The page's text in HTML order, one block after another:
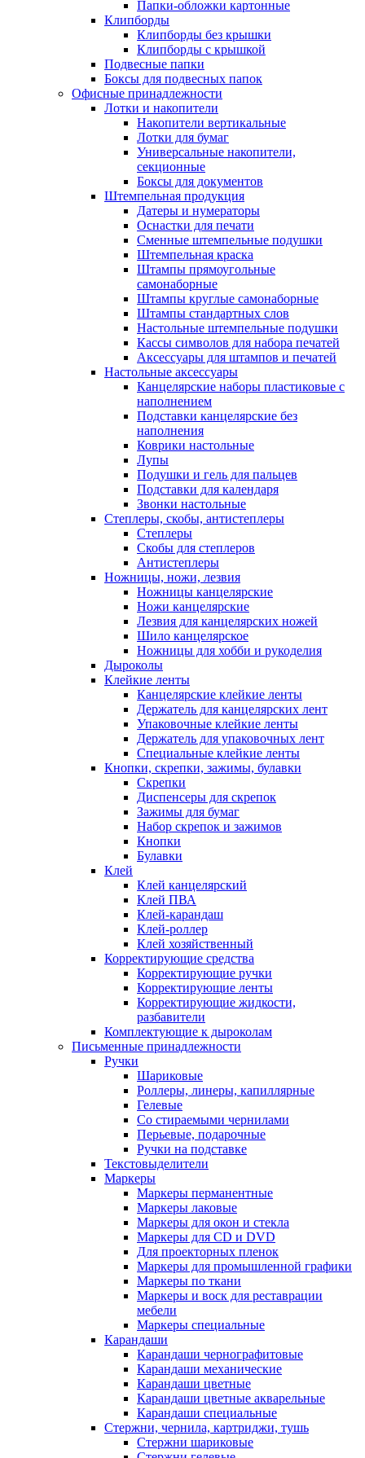
Папки-обложки картонные
Клипборды
Клипборды без крышки
Клипборды с крышкой
Подвесные папки
Боксы для подвесных папок
Офисные принадлежности
Лотки и накопители
Накопители вертикальные
Лотки для бумаг
Универсальные накопители,
секционные
Боксы для документов
Штемпельная продукция
Датеры и нумераторы
Оснастки для печати
Сменные штемпельные подушки
Штемпельная краска
Штампы прямоугольные
самонаборные
Штампы круглые самонаборные
Штампы стандартных слов
Настольные штемпельные подушки
Кассы символов для набора печатей
Аксессуары для штампов и печатей
Настольные аксессуары
Канцелярские наборы пластиковые с
наполнением
Подставки канцелярские без
наполнения
Коврики настольные
Лупы
Подушки и гель для пальцев
Подставки для календаря
Звонки настольные
Степлеры, скобы, антистеплеры
Степлеры
Скобы для степлеров
Антистеплеры
Ножницы, ножи, лезвия
Ножницы канцелярские
Ножи канцелярские
Лезвия для канцелярских ножей
Шило канцелярское
Ножницы для хобби и рукоделия
Дыроколы
Клейкие ленты
Канцелярские клейкие ленты
Держатель для канцелярских лент
Упаковочные клейкие ленты
Держатель для упаковочных лент
Специальные клейкие ленты
Кнопки, скрепки, зажимы, булавки
Скрепки
Диспенсеры для скрепок
Зажимы для бумаг
Набор скрепок и зажимов
Кнопки
Булавки
Клей
Клей канцелярский
Клей ПВА
Клей-карандаш
Клей-роллер
Клей хозяйственный
Корректирующие средства
Корректирующие ручки
Корректирующие ленты
Корректирующие жидкости,
разбавители
Комплектующие к дыроколам
Письменные принадлежности
Ручки
Шариковые
Роллеры, линеры, капиллярные
Гелевые
Со стираемыми чернилами
Перьевые, подарочные
Ручки на подставке
Текстовыделители
Маркеры
Маркеры перманентные
Маркеры лаковые
Маркеры для окон и стекла
Маркеры для CD и DVD
Для проекторных пленок
Маркеры для промышленной графики
Маркеры по ткани
Маркеры и воск для реставрации
мебели
Маркеры специальные
Карандаши
Карандаши чернографитовые
Карандаши механические
Карандаши цветные
Карандаши цветные акварельные
Карандаши специальные
Стержни, чернила, картриджи, тушь
Стержни шариковые